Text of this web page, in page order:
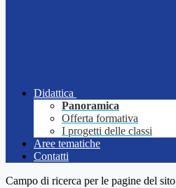
Didattica
Panoramica
Offerta formativa
I progetti delle classi
Aree tematiche
Contatti
Campo di ricerca per le pagine del sito